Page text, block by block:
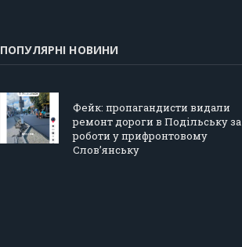
ПОПУЛЯРНІ НОВИНИ
Фейк: пропагандисти видали
ремонт дороги в Подільську за
роботи у прифронтовому
Слов’янську